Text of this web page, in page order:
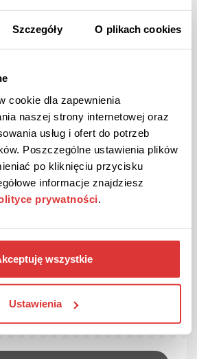
Szczegóły O plikach cookies
cookie dla zapewnienia
naszej strony internetowej oraz
usług i ofert do potrzeb
Poszczególne ustawienia plików
po kliknięciu przycisku
informacje znajdziesz
prywatności
wszystkie
Ustawienia
w PCOUTLET.PL!
i wiele innych marki APPLE w
Kupon wygasł
ezoteryczne w Czary Mary!